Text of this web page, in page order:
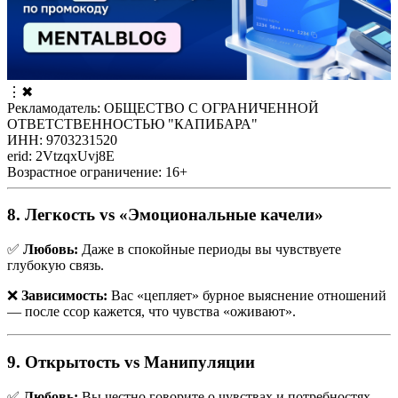
⋮ ✖
Рекламодатель: ОБЩЕСТВО С ОГРАНИЧЕННОЙ
ОТВЕТСТВЕННОСТЬЮ "КАПИБАРА"
ИНН: 9703231520
erid: 2VtzqxUvj8E
Возрастное ограничение: 16+
8. Легкость vs «Эмоциональные качели»
✅ Любовь: Даже в спокойные периоды вы чувствуете
глубокую связь.
❌ Зависимость: Вас «цепляет» бурное выяснение отношений
— после ссор кажется, что чувства «оживают».
9. Открытость vs Манипуляции